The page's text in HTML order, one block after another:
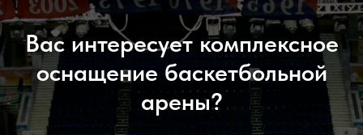
Вас интересует комплексное
оснащение баскетбольной
арены?